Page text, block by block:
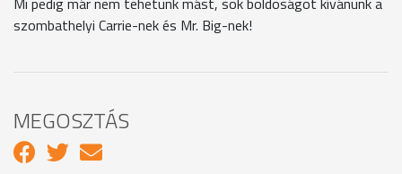
szombathelyi Carrie-nek és Mr. Big-nek!
MEGOSZTÁS